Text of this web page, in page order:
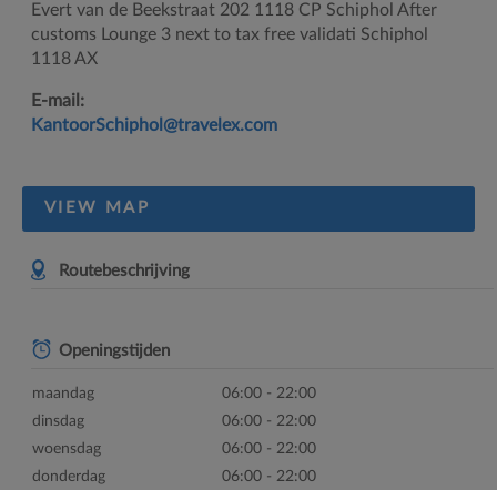
Evert van de Beekstraat 202 1118 CP Schiphol After
customs
Lounge 3 next to tax free validati Schiphol
1118 AX
E-mail:
KantoorSchiphol@travelex.com
VIEW MAP
Routebeschrijving
Openingstijden
maandag
06:00 - 22:00
dinsdag
06:00 - 22:00
woensdag
06:00 - 22:00
donderdag
06:00 - 22:00